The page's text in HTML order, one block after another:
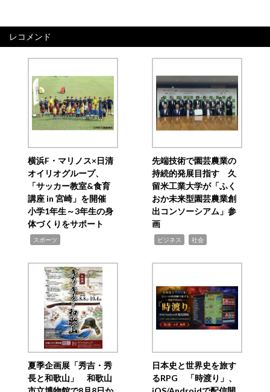
レコメンド
横浜F・マリノス×日清
オイリオグループ、
「サッカー教室&食育
講座 in 宮崎」を開催
小学1年生～3年生の身
体づくりをサポート
スポーツ
先端技術で園芸農業の
持続的発展目指す 久
留米工業大学が「ふく
おか未来型園芸農業創
出コンソーシアム」参
画
ビジネス 社会
夏季企画展「秀吉・秀
長と和歌山」 和歌山
日本史と世界史を旅す
るRPG 「時渡り」、